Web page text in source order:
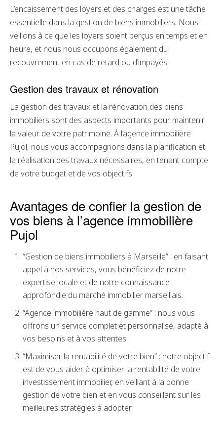
L’encaissement des loyers et des charges est une tâche
essentielle dans la gestion de biens immobiliers. Nous
veillons à ce que les loyers soient perçus en temps et en
heure, et nous nous occupons également du
recouvrement en cas de retard ou d’impayés.
Gestion des travaux et rénovation
La gestion des travaux et la rénovation des biens
immobiliers sont des aspects importants pour maintenir
la valeur de votre patrimoine. À l’agence immobilière
Pujol, nous vous accompagnons dans la planification et
la réalisation des travaux nécessaires, en tenant compte
de votre budget et de vos objectifs.
Avantages de confier la gestion de
vos biens à l’agence immobilière
Pujol
“Gestion de biens immobiliers à Marseille” : en faisant
appel à nos services, vous bénéficiez de notre
expertise locale et de notre connaissance
approfondie du marché immobilier marseillais.
“Agence immobilière haut de gamme” : nous vous
offrons un service complet et personnalisé, adapté à
vos besoins et à vos attentes.
“Maximiser la rentabilité de votre bien” : notre objectif
est de vous aider à optimiser la rentabilité de votre
investissement immobilier, en veillant à la bonne
gestion de votre bien et en vous conseillant sur les
meilleures stratégies à adopter.